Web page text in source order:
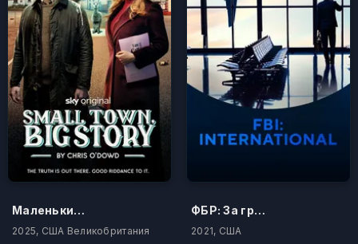
Маленький городок, большая история
2025, США Великобритания
ФБР: За границей
2021, США